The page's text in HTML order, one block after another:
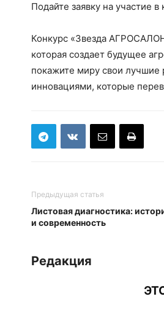
Подайте заявку на участие в
Конкурс «Звезда
которая создает будущее
покажите миру свои лучшие
инновациями, которые
Предыдущая статья
Листовая диагностика:
и современность
Редакция